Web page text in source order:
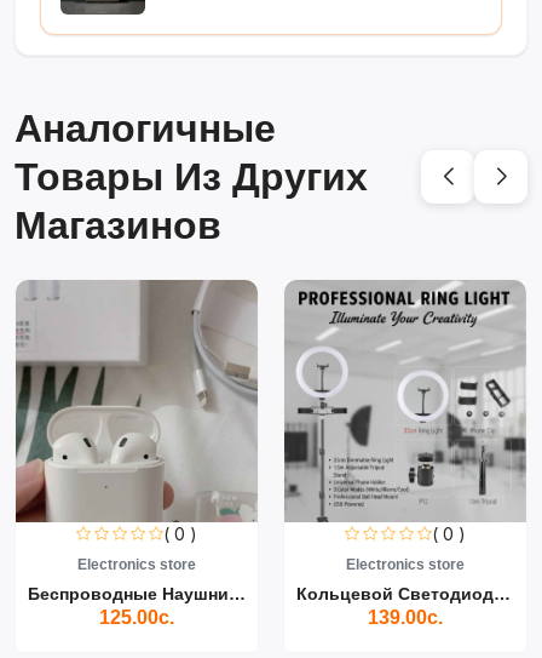
Аналогичные
Товары Из Других
Магазинов
( 0 )
Electronics store
Беспроводные Наушники Air...
125.00с.
( 0 )
Electronics store
Кольцевой Светодиодный Св...
139.00с.